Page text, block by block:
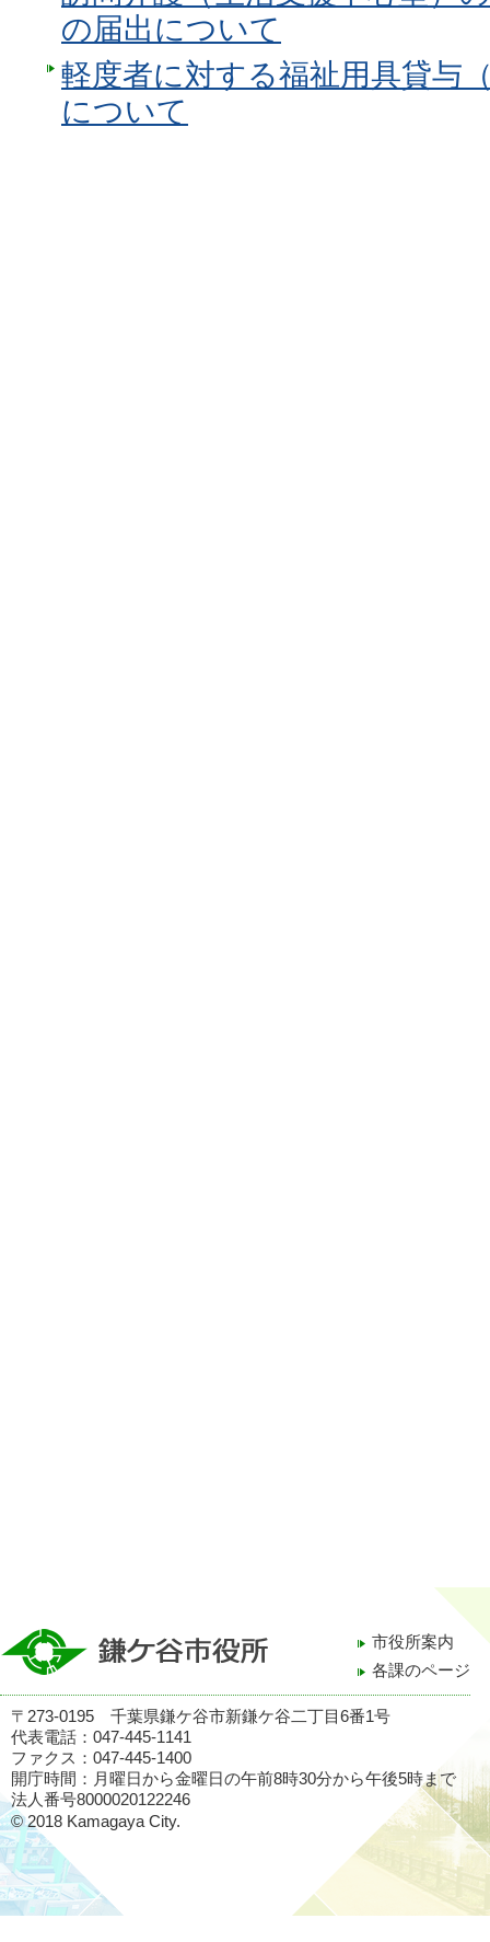
の届出について
軽度者に対する福祉用具貸与
について
市役所案内
各課のページ
〒273-0195 千葉県鎌ケ谷市新鎌ケ谷二丁目6番1号
代表電話：047-445-1141
ファクス：047-445-1400
開庁時間：月曜日から金曜日の午前8時30分から午後5時まで
法人番号8000020122246
© 2018 Kamagaya City.